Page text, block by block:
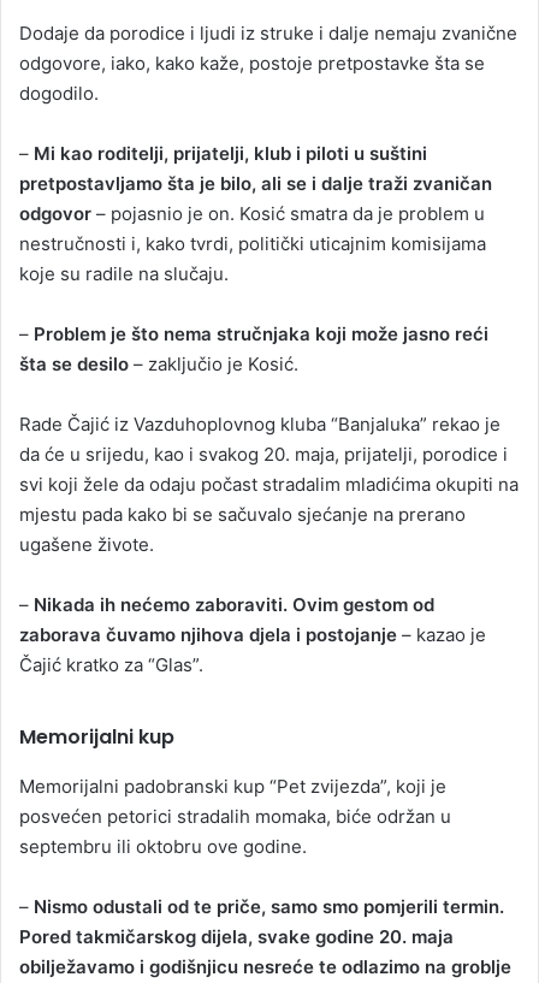
Dodaje da porodice i ljudi iz struke i dalje nemaju zvanične
odgovore, iako, kako kaže, postoje pretpostavke šta se
dogodilo.
– Mi kao roditelji, prijatelji, klub i piloti u suštini
pretpostavljamo šta je bilo, ali se i dalje traži zvaničan
odgovor – pojasnio je on. Kosić smatra da je problem u
nestručnosti i, kako tvrdi, politički uticajnim komisijama
koje su radile na slučaju.
– Problem je što nema stručnjaka koji može jasno reći
šta se desilo – zaključio je Kosić.
Rade Čajić iz Vazduhoplovnog kluba “Banjaluka” rekao je
da će u srijedu, kao i svakog 20. maja, prijatelji, porodice i
svi koji žele da odaju počast stradalim mladićima okupiti na
mjestu pada kako bi se sačuvalo sjećanje na prerano
ugašene živote.
– Nikada ih nećemo zaboraviti. Ovim gestom od
zaborava čuvamo njihova djela i postojanje – kazao je
Čajić kratko za “Glas”.
Memorijalni kup
Memorijalni padobranski kup “Pet zvijezda”, koji je
posvećen petorici stradalih momaka, biće održan u
septembru ili oktobru ove godine.
– Nismo odustali od te priče, samo smo pomjerili termin.
Pored takmičarskog dijela, svake godine 20. maja
obilježavamo i godišnjicu nesreće te odlazimo na groblje